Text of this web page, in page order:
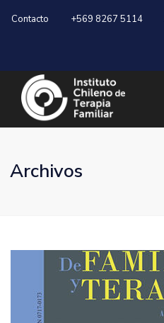
Contacto +569 8267 5114
Archivos